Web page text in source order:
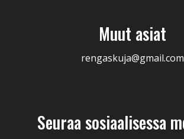
Muut asiat
rengaskuja@gmail.com
Seuraa sosiaalisessa